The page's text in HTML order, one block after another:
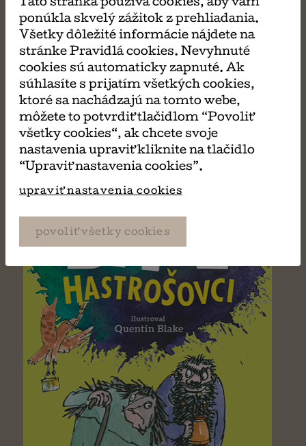
Matilda
Roald Dahl
Táto stránka používa cookies, aby vám
ponúkla skvelý zážitok z prehliadania.
Všetky dôležité informácie nájdete na
stránke Pravidlá cookies. Nevyhnuté
cookies sú automaticky zapnuté. Ak
súhlasíte s prijatím všetkých cookies,
ktoré sa nachádzajú na tomto webe,
môžete to potvrdiť tlačidlom “Povoliť
všetky cookies“, ak chcete svoje
nastavenia upraviť kliknite na tlačidlo
“Upraviť nastavenia cookies”.
upraviť nastavenia cookies
povoliť všetky cookies